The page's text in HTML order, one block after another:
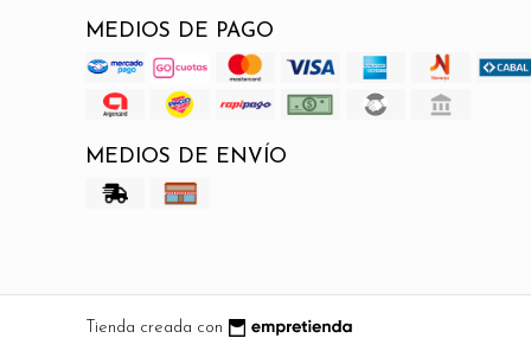
MEDIOS DE PAGO
MEDIOS DE ENVÍO
Tienda creada con